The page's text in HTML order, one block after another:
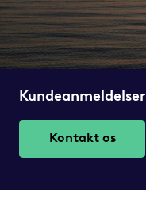
Kundeanmeldelser
Kontakt os